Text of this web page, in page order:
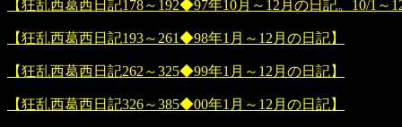
【狂乱西葛西日記178～192◆97年10月～12月の日記。10/1～
【狂乱西葛西日記193～261◆98年1月～12月の日記】
【狂乱西葛西日記262～325◆99年1月～12月の日記】
【狂乱西葛西日記326～385◆00年1月～12月の日記】